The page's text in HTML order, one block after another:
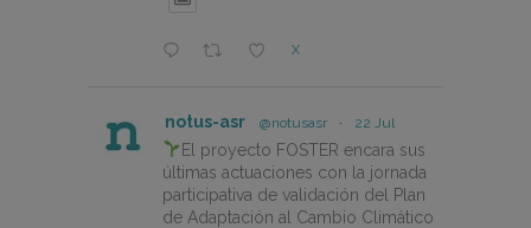
X
notus-asr @notusasr · 22 Jul
El proyecto FOSTER encara sus
últimas actuaciones con la jornada
participativa de validación del Plan
de Adaptación al Cambio Climático